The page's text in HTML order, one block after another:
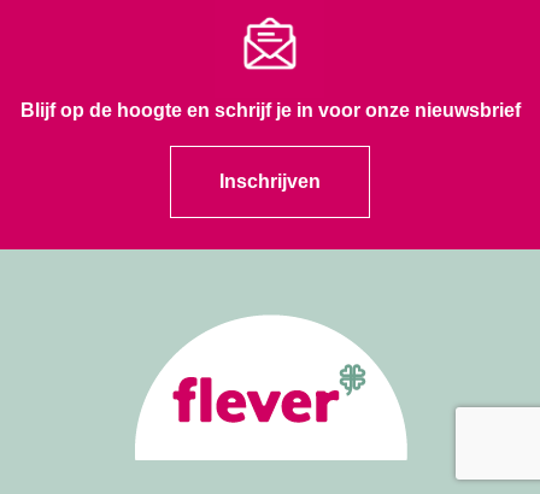
Blijf op de hoogte en schrijf je in voor onze nieuwsbrief
Inschrijven